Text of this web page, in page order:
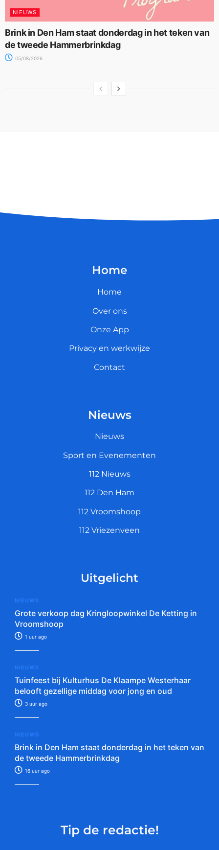
NIEUWS
Brink in Den Ham staat donderdag in het teken van
de tweede Hammerbrinkdag
05/08/2026
Home
Home
Over ons
Onze App
Privacy en werkwijze
Contact
Nieuws
Nieuws
Sport en Evenementen
112 Nieuws
112 Den Ham
112 Vroomshoop
112 Vriezenveen
Uitgelicht
NIEUWS
Grote verkoop dag Kringloopwinkel De Ketting in
Vroomshoop
1 uur ago
NIEUWS
Tuinfeest bij Kulturhus De Klaampe Westerhaar
belooft gezellige middag voor jong en oud
3 uur ago
NIEUWS
Brink in Den Ham staat donderdag in het teken van
de tweede Hammerbrinkdag
16 uur ago
Tip de redactie!